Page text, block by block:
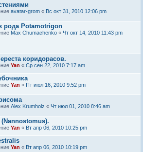
avatar-grom « Вс окт 31, 2010 12:06 pm
рода Potamotrigon
Max Chumachenko « Чт окт 14, 2010 11:43 pm
коридорасов.
Yan « Ср сен 22, 2010 7:17 am
Yan « Пт июл 16, 2010 9:52 pm
Alex Krumholz « Чт июл 01, 2010 8:46 am
Yan « Вт апр 06, 2010 10:25 pm
Yan « Вт апр 06, 2010 10:19 pm